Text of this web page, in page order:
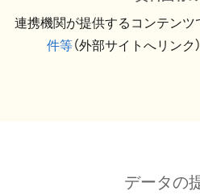
連携機関が提供するコンテンツ
件等（外部サイトへリンク
データの